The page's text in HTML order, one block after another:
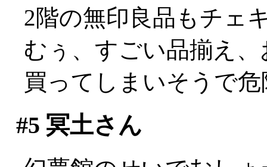
2階の無印良品もチェ
むぅ、すごい品揃え
買ってしまいそうで
#5 冥土さん